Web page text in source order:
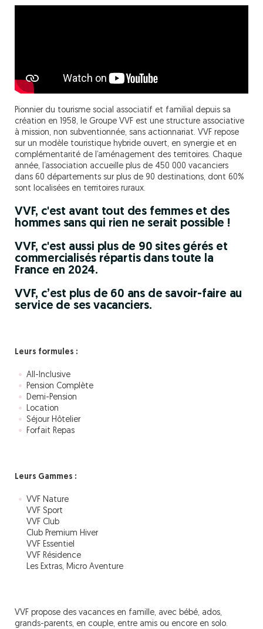
Pionnier du tourisme social associatif et familial depuis sa
création en 1958, le Groupe VVF est une structure associative
à mission, non subventionnée, sans actionnariat. VVF repose
sur un modèle touristique hybride ouvert, en synergie et en
complémentarité de l’aménagement des territoires. Chaque
année, l’association accueille plus de 450 000 vacanciers
dans 60 départements sur plus de 90 destinations, dont 60%
sont localisées en territoires ruraux.
VVF, c'est avant tout des femmes et des
hommes sans qui rien ne serait possible !
VVF, c'est aussi plus de 90 sites gérés et
commercialisés répartis dans toute la
France en 2024.
VVF, c’est plus de 60 ans de savoir-faire au
service de ses vacanciers.
Leurs formules :
All-Inclusive
Pension Complète
Demi-Pension
Location
Séjour Hôtelier
Forfait Repas
Leurs Gammes :
VVF Nature
VVF Sport
VVF Club
Club Premium Hiver
VVF Essentiel
VVF Résidence
Les Extras, Micro Aventure
VVF propose des vacances en famille, avec bébé, ados,
grands-parents, en couple, entre amis ou encore en solo.